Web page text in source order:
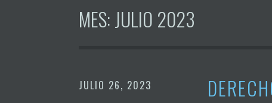
MES: JULIO 2023
JULIO 26, 2023